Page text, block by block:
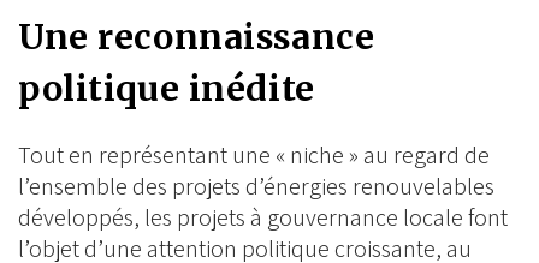
Une reconnaissance
politique inédite
Tout en représentant une « niche » au regard de
l’ensemble des projets d’énergies renouvelables
développés, les projets à gouvernance locale font
l’objet d’une attention politique croissante, au